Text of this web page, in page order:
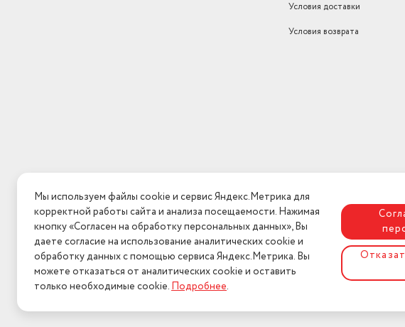
Условия доставки
Условия возврата
Мы используем файлы cookie и сервис Яндекс.Метрика для
корректной работы сайта и анализа посещаемости. Нажимая
кнопку «Согласен на обработку персональных данных», Вы
даете согласие на использование аналитических cookie и
обработку данных с помощью сервиса Яндекс.Метрика. Вы
можете отказаться от аналитических cookie и оставить
только необходимые cookie.Подробнее.